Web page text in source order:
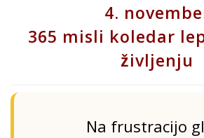
4.
365 misli koledar
življenju
Na frustracijo